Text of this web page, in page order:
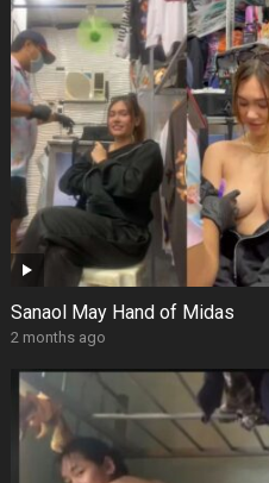
Sanaol May Hand of Midas
2 months ago